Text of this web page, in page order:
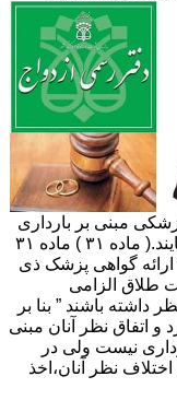
مبنی بر بارداری
یا عدم بارداری زوجه را مطالبه و بایگانی نمایند.( ماده ۳۱ ) ماده ۳۱
ارائه گواهی پزشک ذی
طلاق الزامی
داشته باشند ” بنا بر
اتفاق نظر آنان مبنی
نیست ولی در
نظر آنان،اخذ